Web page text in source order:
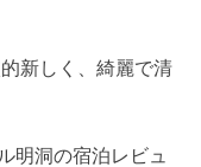
新しく、綺麗で清
明洞の宿泊レビュ